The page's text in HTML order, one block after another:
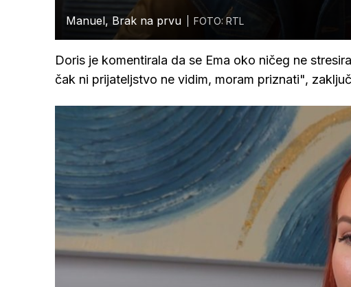
Manuel, Brak na prvu FOTO: RTL
Doris je komentirala da se Ema oko ničeg ne
čak ni prijateljstvo ne vidim, moram priznati",